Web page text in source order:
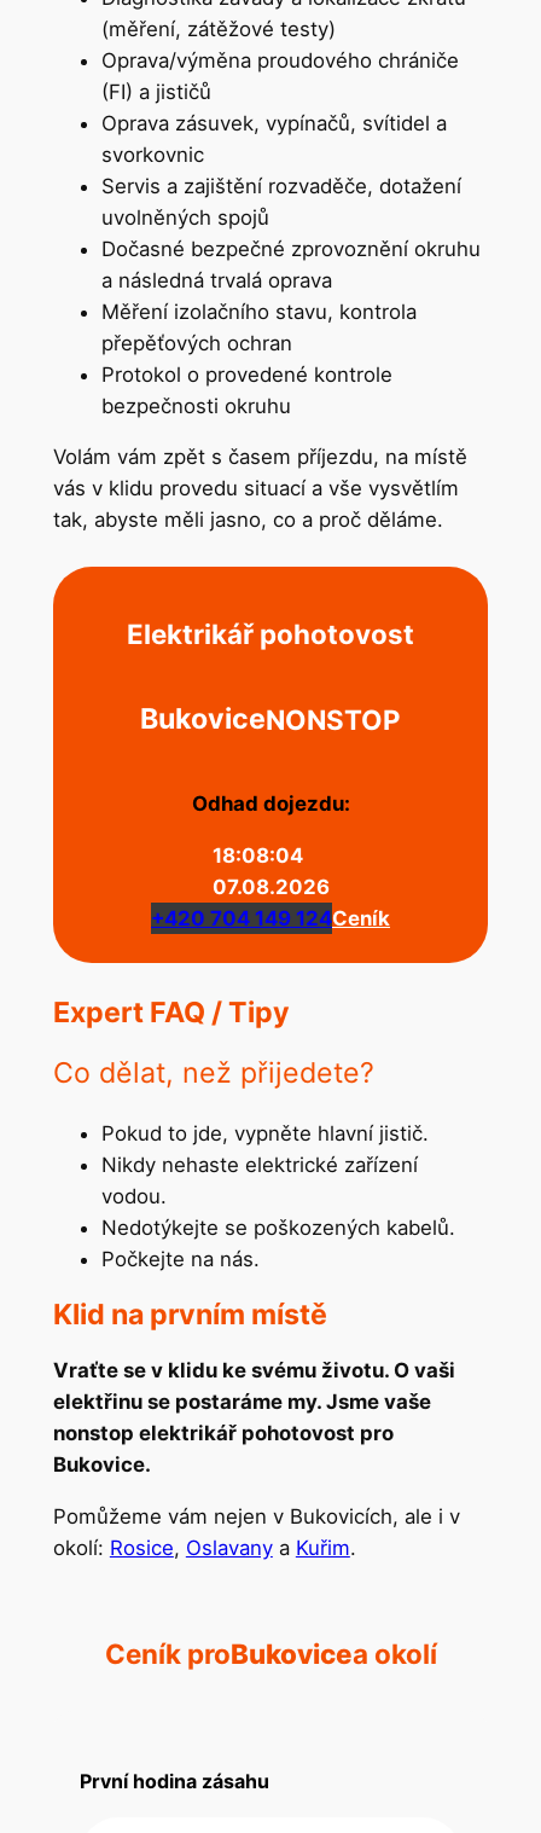
(měření, zátěžové testy)
Oprava/výměna proudového chrániče
(FI) a jističů
Oprava zásuvek, vypínačů, svítidel a
svorkovnic
Servis a zajištění rozvaděče, dotažení
uvolněných spojů
Dočasné bezpečné zprovoznění okruhu
a následná trvalá oprava
Měření izolačního stavu, kontrola
přepěťových ochran
Protokol o provedené kontrole
bezpečnosti okruhu
Volám vám zpět s časem příjezdu, na místě
vás v klidu provedu situací a vše vysvětlím
tak, abyste měli jasno, co a proč děláme.
Elektrikář pohotovost
BukoviceNONSTOP
Odhad dojezdu:
18:08:04
07.08.2026
+420 704 149 124Ceník
Expert FAQ / Tipy
Co dělat, než přijedete?
Pokud to jde, vypněte hlavní jistič.
Nikdy nehaste elektrické zařízení
vodou.
Nedotýkejte se poškozených kabelů.
Počkejte na nás.
Klid na prvním místě
Vraťte se v klidu ke svému životu. O vaši
elektřinu se postaráme my. Jsme vaše
nonstop elektrikář pohotovost pro
Bukovice.
Pomůžeme vám nejen v Bukovicích, ale i v
okolí: Rosice, Oslavanya Kuřim.
Ceník proBukovicea okolí
První hodina zásahu